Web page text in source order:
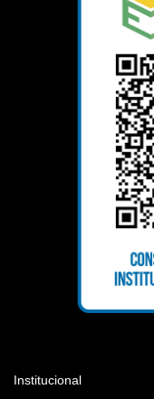
Institucional